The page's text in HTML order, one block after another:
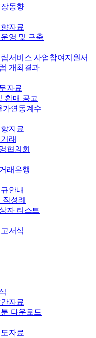
동향
자료
영 및 구축
서비스 사업참여지원서
개최결과
자료
환매 공고
가연동계수
자료
래
협의회
래은행
안내
성례
자 리스트
서식
자료
다운로드
자료